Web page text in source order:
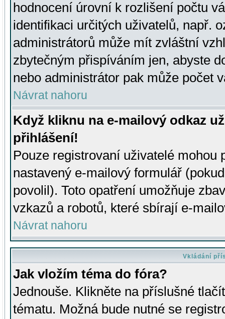
hodnocení úrovní k rozlišení počtu
identifikaci určitých uživatelů, např.
administrátorů může mít zvláštní
zbytečným přispíváním jen, abyste
nebo administrátor pak může počet
Návrat nahoru
Když kliknu na e-mailový odkaz
přihlášení!
Pouze registrovaní uživatelé mohou
nastavený e-mailový formulář
povolil). Toto opatření umožňuje
vzkazů a robotů, které sbírají e-
Návrat nahoru
Vkládání
Jak vložím téma do fóra?
Jednouše. Klikněte na příslušné
tématu. Možná bude nutné se